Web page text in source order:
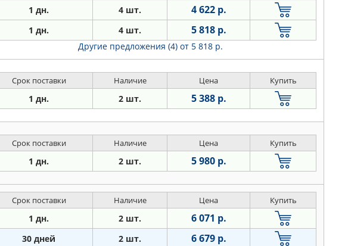
1 дн. 4 шт. 4 622 р.
1 дн. 4 шт. 5 818 р.
Другие предложения (4) от 5 818 р.
Срок поставки Наличие Цена Купить
1 дн. 2 шт. 5 388 р.
Срок поставки Наличие Цена Купить
1 дн. 2 шт. 5 980 р.
Срок поставки Наличие Цена Купить
1 дн. 2 шт. 6 071 р.
30 дней 2 шт. 6 679 р.